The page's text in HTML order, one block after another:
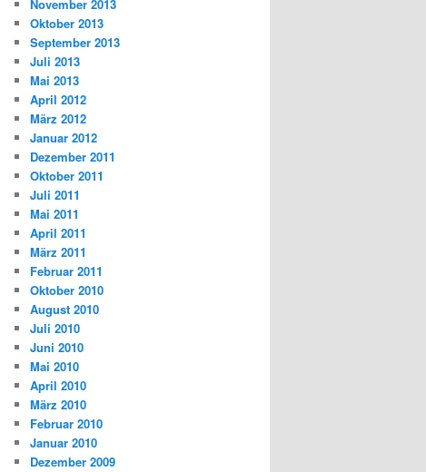
November 2013
Oktober 2013
September 2013
Juli 2013
Mai 2013
April 2012
März 2012
Januar 2012
Dezember 2011
Oktober 2011
Juli 2011
Mai 2011
April 2011
März 2011
Februar 2011
Oktober 2010
August 2010
Juli 2010
Juni 2010
Mai 2010
April 2010
März 2010
Februar 2010
Januar 2010
Dezember 2009